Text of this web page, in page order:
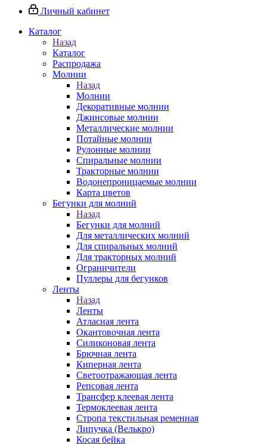
Личный кабинет
Каталог
Назад
Каталог
Распродажа
Молнии
Назад
Молнии
Декоративные молнии
Джинсовые молнии
Металлические молнии
Потайные молнии
Рулонные молнии
Спиральные молнии
Тракторные молнии
Водонепроницаемые молнии
Карта цветов
Бегунки для молний
Назад
Бегунки для молний
Для металлических молний
Для спиральных молний
Для тракторных молний
Ограничители
Пуллеры для бегунков
Ленты
Назад
Ленты
Атласная лента
Окантовочная лента
Силиконовая лента
Брючная лента
Киперная лента
Светоотражающая лента
Репсовая лента
Трансфер клеевая лента
Термоклеевая лента
Стропа текстильная ременная
Липучка (Велькро)
Косая бейка